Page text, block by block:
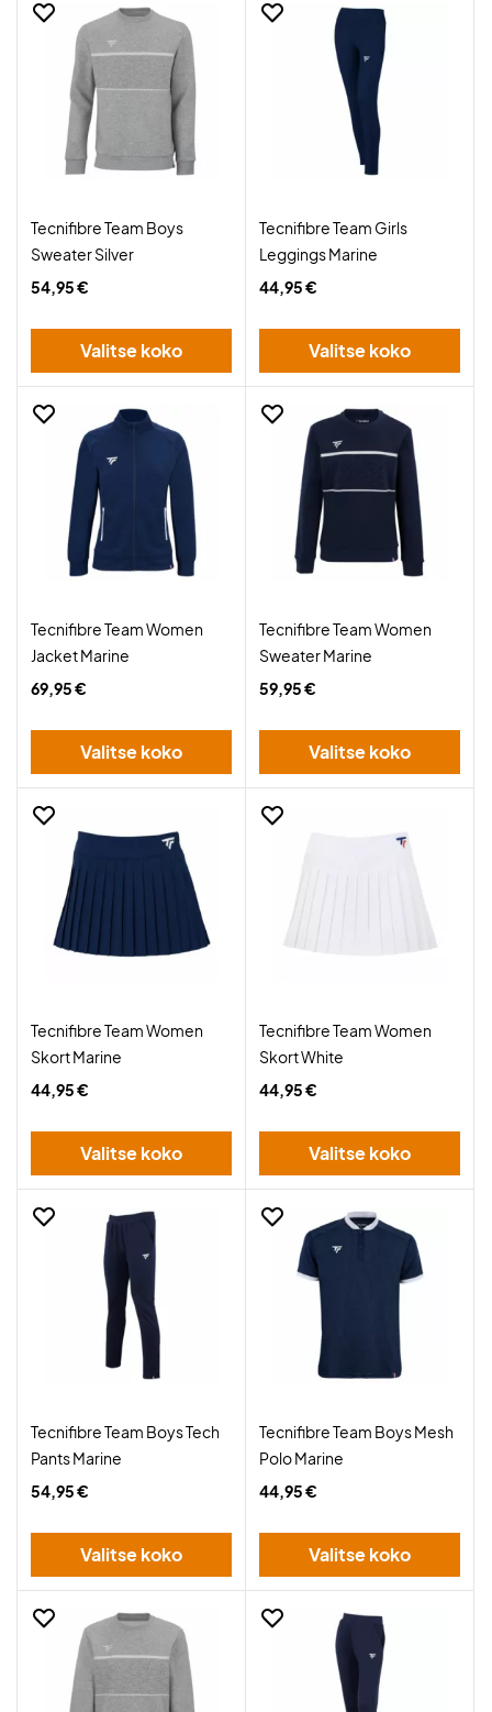
Tecnifibre Team Boys
Sweater Silver
54,95 €
Valitse koko
Tecnifibre Team Girls
Leggings Marine
44,95 €
Valitse koko
Tecnifibre Team Women
Jacket Marine
69,95 €
Valitse koko
Tecnifibre Team Women
Sweater Marine
59,95 €
Valitse koko
Tecnifibre Team Women
Skort Marine
44,95 €
Valitse koko
Tecnifibre Team Women
Skort White
44,95 €
Valitse koko
Tecnifibre Team Boys Tech
Pants Marine
54,95 €
Valitse koko
Tecnifibre Team Boys Mesh
Polo Marine
44,95 €
Valitse koko